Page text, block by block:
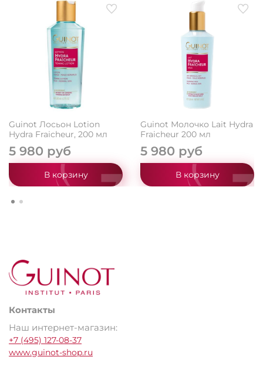
Guinot Лосьон Lotion
Hydra Fraicheur, 200 мл
5 980 руб
В корзину
Guinot Молочко Lait Hydra
Fraicheur 200 мл
5 980 руб
В корзину
Контакты
Наш интернет-магазин:
+7 (495) 127-08-37
www.guinot-shop.ru